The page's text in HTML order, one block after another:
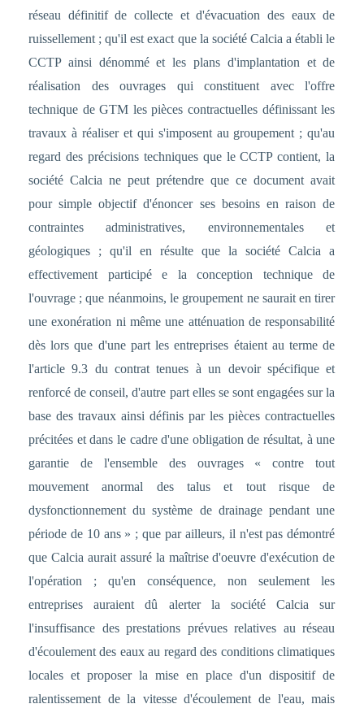
réseau définitif de collecte et d'évacuation des eaux de
ruissellement ; qu'il est exact que la société Calcia a établi le
CCTP ainsi dénommé et les plans d'implantation et de
réalisation des ouvrages qui constituent avec l'offre
technique de GTM les pièces contractuelles définissant les
travaux à réaliser et qui s'imposent au groupement ; qu'au
regard des précisions techniques que le CCTP contient, la
société Calcia ne peut prétendre que ce document avait
pour simple objectif d'énoncer ses besoins en raison de
contraintes administratives, environnementales et
géologiques ; qu'il en résulte que la société Calcia a
effectivement participé e la conception technique de
l'ouvrage ; que néanmoins, le groupement ne saurait en tirer
une exonération ni même une atténuation de responsabilité
dès lors que d'une part les entreprises étaient au terme de
l'article 9.3 du contrat tenues à un devoir spécifique et
renforcé de conseil, d'autre part elles se sont engagées sur la
base des travaux ainsi définis par les pièces contractuelles
précitées et dans le cadre d'une obligation de résultat, à une
garantie de l'ensemble des ouvrages « contre tout
mouvement anormal des talus et tout risque de
dysfonctionnement du système de drainage pendant une
période de 10 ans » ; que par ailleurs, il n'est pas démontré
que Calcia aurait assuré la maîtrise d'oeuvre d'exécution de
l'opération ; qu'en conséquence, non seulement les
entreprises auraient dû alerter la société Calcia sur
l'insuffisance des prestations prévues relatives au réseau
d'écoulement des eaux au regard des conditions climatiques
locales et proposer la mise en place d'un dispositif de
ralentissement de la vitesse d'écoulement de l'eau, mais